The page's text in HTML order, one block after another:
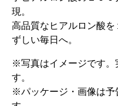
現。
高品質なヒアルロン酸
ずしい毎日へ。
※写真はイメージです。
す。
※パッケージ・画像は予